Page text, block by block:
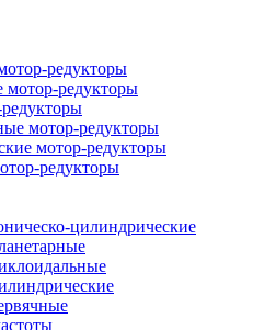
редукторы
мотор-редукторы
мотор-редукторы
мотор-редукторы
редукторы
цилиндрические